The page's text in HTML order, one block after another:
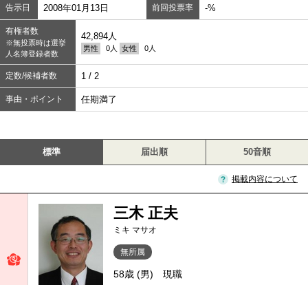
告示日 2008年01月13日 前回投票率 -%
有権者数
※無投票時は選挙
人名簿登録者数
42,894人
男性 0人 女性 0人
定数/候補者数 1 / 2
事由・ポイント 任期満了
標準 届出順 50音順
掲載内容について
三木 正夫
ミキ マサオ
無所属
58歳 (男) 現職